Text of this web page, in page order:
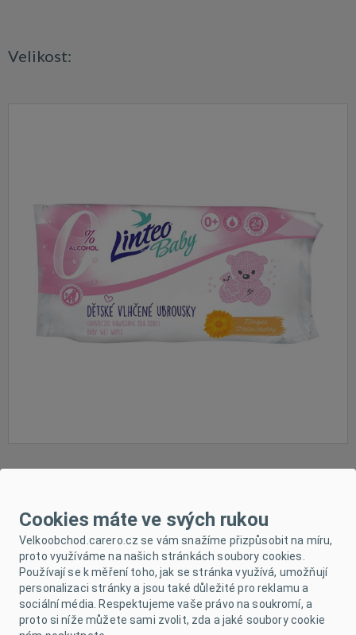
Velikost:
PARAMETRY
KE STAŽENÍ
Cookies máte ve svých rukou
Velkoobchod.carero.cz se vám snažíme přizpůsobit na míru,
proto využíváme na našich stránkách soubory cookies.
Používají se k měření toho, jak se stránka využívá, umožňují
personalizaci stránky a jsou také důležité pro reklamu a
sociální média. Respektujeme vaše právo na soukromí, a
proto si níže můžete sami zvolit, zda a jaké soubory cookie